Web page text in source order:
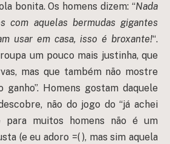
bonita. Os homens dizem: “Nada
com aquelas bermudas gigantes
usar em casa, isso é broxante!“.
um pouco mais justinha, que
mas que também não mostre
Homens gostam daquele
não do jogo do “já achei
para muitos homens não é um
(e eu adoro =( ), mas sim aquela